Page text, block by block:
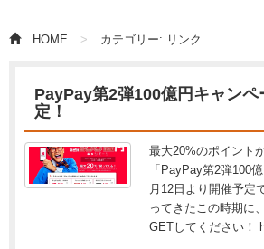
を
HOME カテゴリー: リンク
PayPay第2弾100億円キャンペ
定！
最大20%のポイント
「PayPay第2弾100
月12日より開催予定
ってきたこの時期に
GETしてください！